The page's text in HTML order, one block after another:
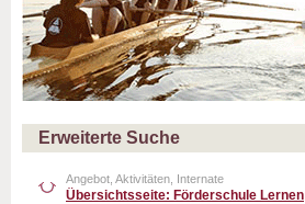
Erweiterte Suche
Angebot, Aktivitäten, Internate
Übersichtsseite: Förderschule Lernen